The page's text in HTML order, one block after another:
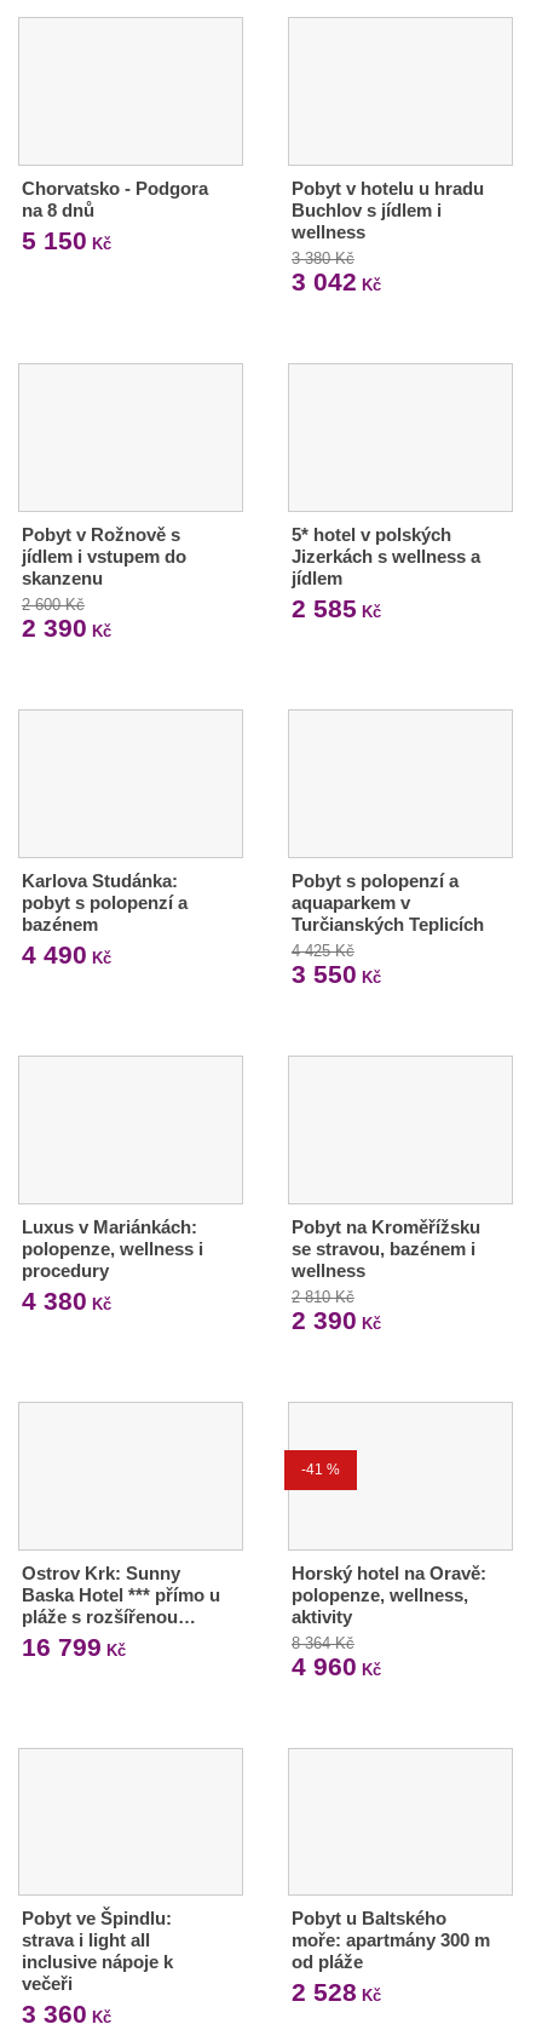
Chorvatsko - Podgora
na 8 dnů
5 150 Kč
Pobyt v hotelu u hradu
Buchlov s jídlem i
wellness
3 380 Kč
3 042 Kč
Pobyt v Rožnově s
jídlem i vstupem do
skanzenu
2 600 Kč
2 390 Kč
5* hotel v polských
Jizerkách s wellness a
jídlem
2 585 Kč
Karlova Studánka:
pobyt s polopenzí a
bazénem
4 490 Kč
Pobyt s polopenzí a
aquaparkem v
Turčianských Teplicích
4 425 Kč
3 550 Kč
Luxus v Mariánkách:
polopenze, wellness i
procedury
4 380 Kč
Pobyt na Kroměřížsku
se stravou, bazénem i
wellness
2 810 Kč
2 390 Kč
Ostrov Krk: Sunny
Baska Hotel *** přímo u
pláže s rozšířenou…
16 799 Kč
-41 %
Horský hotel na Oravě:
polopenze, wellness,
aktivity
8 364 Kč
4 960 Kč
Pobyt ve Špindlu:
strava i light all
inclusive nápoje k
večeři
3 360 Kč
Pobyt u Baltského
moře: apartmány 300 m
od pláže
2 528 Kč